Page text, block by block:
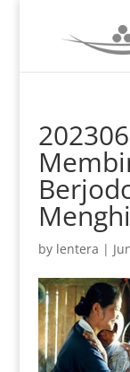
by lentera |